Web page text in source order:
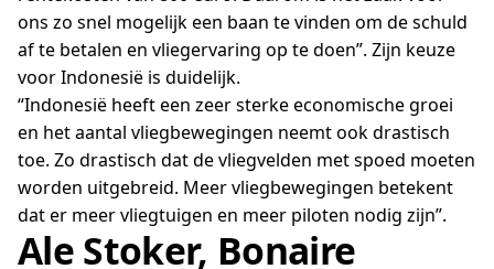
ons zo snel mogelijk een baan te vinden om de schuld
af te betalen en vliegervaring op te doen”. Zijn keuze
voor Indonesië is duidelijk.
“Indonesië heeft een zeer sterke economische groei
en het aantal vliegbewegingen neemt ook drastisch
toe. Zo drastisch dat de vliegvelden met spoed moeten
worden uitgebreid. Meer vliegbewegingen betekent
dat er meer vliegtuigen en meer piloten nodig zijn”.
Ale Stoker, Bonaire